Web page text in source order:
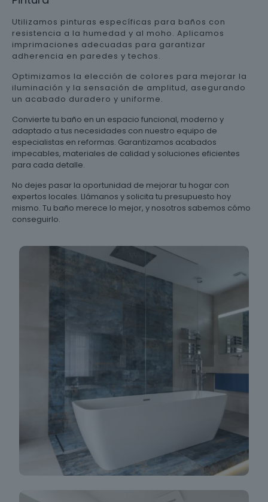
Utilizamos pinturas específicas para baños con
resistencia a la humedad y al moho. Aplicamos
imprimaciones adecuadas para garantizar
adherencia en paredes y techos.
Optimizamos la elección de colores para mejorar la
iluminación y la sensación de amplitud, asegurando
un acabado duradero y uniforme.
Convierte tu baño en un espacio funcional, moderno y
adaptado a tus necesidades con nuestro equipo de
especialistas en reformas. Garantizamos acabados
impecables, materiales de calidad y soluciones eficientes
para cada detalle.
No dejes pasar la oportunidad de mejorar tu hogar con
expertos locales. Llámanos y solicita tu presupuesto hoy
mismo. Tu baño merece lo mejor, y nosotros sabemos cómo
conseguirlo.